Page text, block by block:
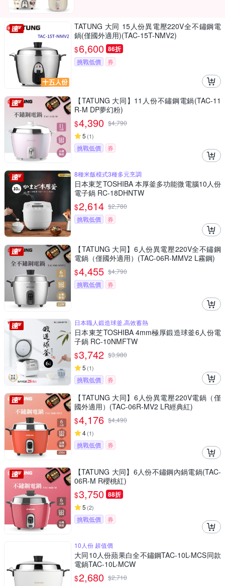
TATUNG 大同 15人份異電壓220V全不鏽鋼電
鍋(僅國外適用)(TAC-15T-NMV2)
$6,600 86折
挑戰低價 券
【TATUNG 大同】11人份不鏽鋼電鍋(TAC-11
R-M DP夢幻粉)
$4,390 $4,790
5 (1)
挑戰低價 券
8種米飯模式3種多元烹調
日本東芝TOSHIBA 本厚釜多功能微電腦10人份
電子鍋 RC-18DHNTW
$2,614 $2,780
挑戰低價
券
【TATUNG 大同】6人份異電壓220V全不鏽鋼
電鍋（僅國外適用）(TAC-06R-MMV2 L霧鋼)
$4,455 $4,790
挑戰低價
券
日本職人鍛造球釜,高效蓄熱
日本東芝TOSHIBA 4mm極厚鍛造球釜6人份電
子鍋 RC-10NMFTW
$3,742 $3,980
5 (1)
挑戰低價 券
【TATUNG 大同】6人份異電壓220V電鍋（僅
國外適用）(TAC-06R-MV2 LR經典紅)
$4,176 $4,490
4(1)
挑戰低價 券
【TATUNG 大同】6人份不鏽鋼內鍋電鍋(TAC-
06R-M R櫻桃紅)
$3,750 88折
5 (2)
挑戰低價 券
10人份 超值價
大同10人份蘋果白全不鏽鋼TAC-10L-MCS同款
電鍋TAC-10L-MCW
$2,680 $2,710